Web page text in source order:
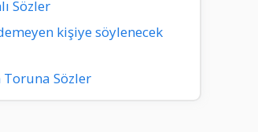
Sözler
kişiye söylenecek
Toruna Sözler